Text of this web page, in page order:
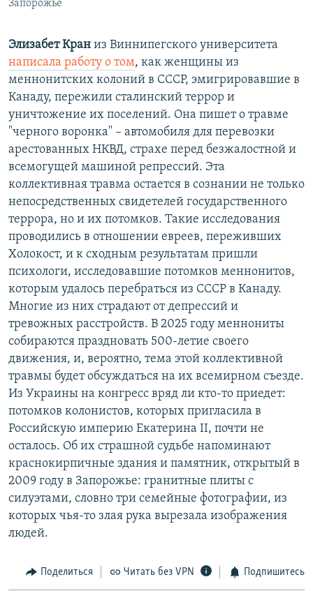
Запорожье
Элизабет Кран из Виннипегского университета
написала работу о том, как женщины из
меннонитских колоний в СССР, эмигрировавшие в
Канаду, пережили сталинский террор и
уничтожение их поселений. Она пишет о травме
"черного воронка" – автомобиля для перевозки
арестованных НКВД, страхе перед безжалостной и
всемогущей машиной репрессий. Эта
коллективная травма остается в сознании не только
непосредственных свидетелей государственного
террора, но и их потомков. Такие исследования
проводились в отношении евреев, переживших
Холокост, и к сходным результатам пришли
психологи, исследовавшие потомков меннонитов,
которым удалось перебраться из СССР в Канаду.
Многие из них страдают от депрессий и
тревожных расстройств. В 2025 году меннониты
собираются праздновать 500-летие своего
движения, и, вероятно, тема этой коллективной
травмы будет обсуждаться на их всемирном съезде.
Из Украины на конгресс вряд ли кто-то приедет:
потомков колонистов, которых пригласила в
Российскую империю Екатерина II, почти не
осталось. Об их страшной судьбе напоминают
краснокирпичные здания и памятник, открытый в
2009 году в Запорожье: гранитные плиты с
силуэтами, словно три семейные фотографии, из
которых чья-то злая рука вырезала изображения
людей.
Поделиться Читать без VPN Подпишитесь